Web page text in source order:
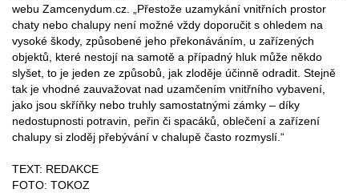
webu Zamcenydum.cz. „Přestože uzamykání vnitřních prostor
chaty nebo chalupy není možné vždy doporučit s ohledem na
vysoké škody, způsobené jeho překonáváním, u zařízených
objektů, které nestojí na samotě a případný hluk může někdo
slyšet, to je jeden ze způsobů, jak zloděje účinně odradit. Stejně
tak je vhodné zauvažovat nad uzamčením vnitřního vybavení,
jako jsou skříňky nebo truhly samostatnými zámky – díky
nedostupnosti potravin, peřin či spacáků, oblečení a zařízení
chalupy si zloděj přebývání v chalupě často rozmyslí.“
TEXT: REDAKCE
FOTO: TOKOZ